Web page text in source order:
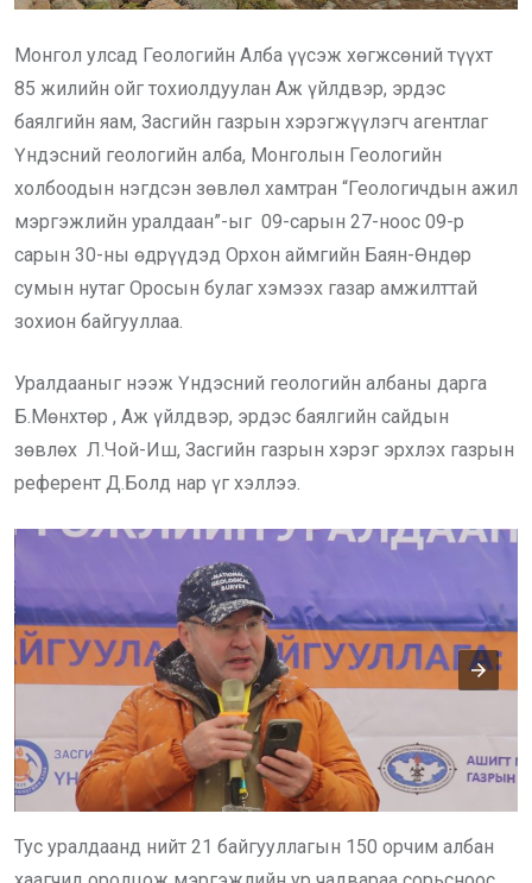
Монгол улсад Геологийн Алба үүсэж хөгжсөний түүхт
85 жилийн ойг тохиолдуулан Аж үйлдвэр, эрдэс
баялгийн яам, Засгийн газрын хэрэгжүүлэгч агентлаг
Үндэсний геологийн алба, Монголын Геологийн
холбоодын нэгдсэн зөвлөл хамтран “Геологичдын ажил
мэргэжлийн уралдаан”-ыг᠌ 09-сарын 27-ноос 09-р
сарын 30-ны өдрүүдэд Орхон аймгийн Баян-Өндөр
сумын нутаг Оросын булаг хэмээх газар амжилттай
зохион байгууллаа.
Уралдааныг нээж Үндэсний геологийн албаны дарга
Б.Мөнхтөр , Аж үйлдвэр, эрдэс баялгийн сайдын
зөвлөх Л.Чой-Иш, Засгийн газрын хэрэг эрхлэх газрын
референт Д.Болд нар үг хэллээ.
Тус уралдаанд нийт 21 байгууллагын 150 орчим албан